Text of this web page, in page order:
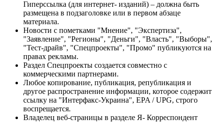
Гиперссылка (для интернет- изданий) – должна быть
размещена в подзаголовке или в первом абзаце
материала.
Новости с пометками "Мнение", "Экспертиза",
"Заявление", "Регионы", "Деньги", "Власть", "Выборы",
"Тест-драйв", "Спецпроекты", "Промо" публикуются на
правах рекламы.
Раздел Спецпроекты создается совместно с
коммерческими партнерами.
Любое копирование, публикация, републикация и
другое распространение информации, которое содержит
ссылку на "Интерфакс-Украина", EPA / UPG, строго
воспрещается.
Владелец веб-страницы в разделе Я- Корреспондент